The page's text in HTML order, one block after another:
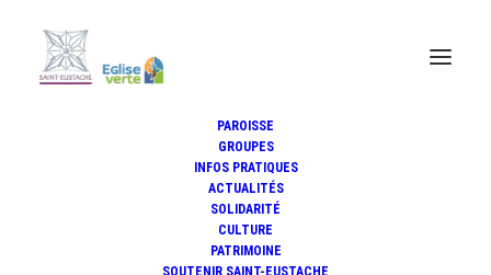
PAROISSE
GROUPES
INFOS PRATIQUES
ACTUALITÉS
SOLIDARITÉ
CULTURE
PATRIMOINE
SOUTENIR SAINT-EUSTACHE
Télérama sortir (31-01-
2024)